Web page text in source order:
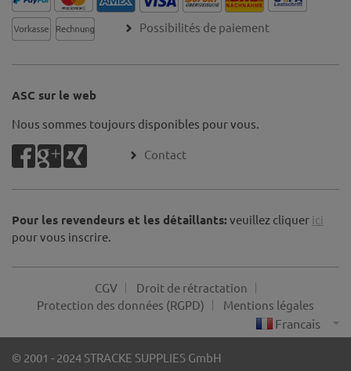
Possibilités de paiement
ASC sur le web
Nous sommes toujours disponibles pour vous.
Contact
Pour les revendeurs et les détaillants: veuillez cliquer ici
pour vous inscrire.
CGV
Droit de rétractation
Protection des données (RGPD)
Mentions légales
© 2001 - 2024 STRACKE SUPPLIES GmbH